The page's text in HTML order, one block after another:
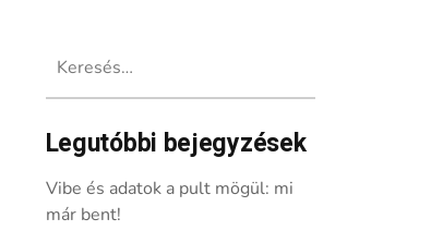
Legutóbbi bejegyzések
Vibe és adatok a pult mögül: mi
már bent!